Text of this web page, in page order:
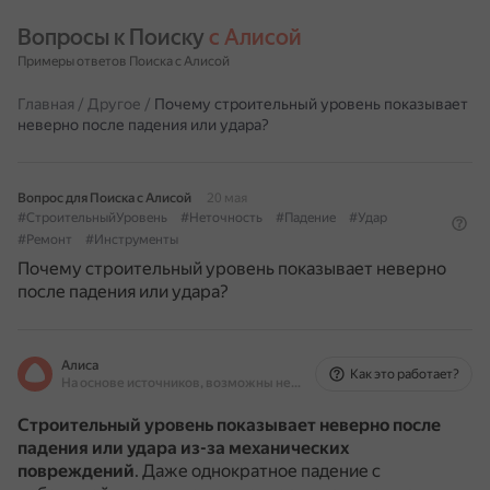
Вопросы к Поиску с Алисой
Примеры ответов Поиска с Алисой
Главная / Другое / Почему строительный уровень показывает
неверно после падения или удара?
Вопрос для Поиска с Алисой
20 мая
#СтроительныйУровень
#Неточность #Падение
#Удар
#Ремонт
#Инструменты
Почему строительный уровень показывает неверно
после падения или удара?
Алиса
На основе источников, возможны неточности
Как это работает?
Строительный уровень показывает неверно после
падения или удара из-за механических
повреждений. Даже однократное падение с